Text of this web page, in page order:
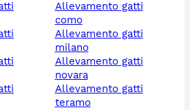
allevamento gatti
como
allevamento gatti
milano
allevamento gatti
novara
allevamento gatti
teramo